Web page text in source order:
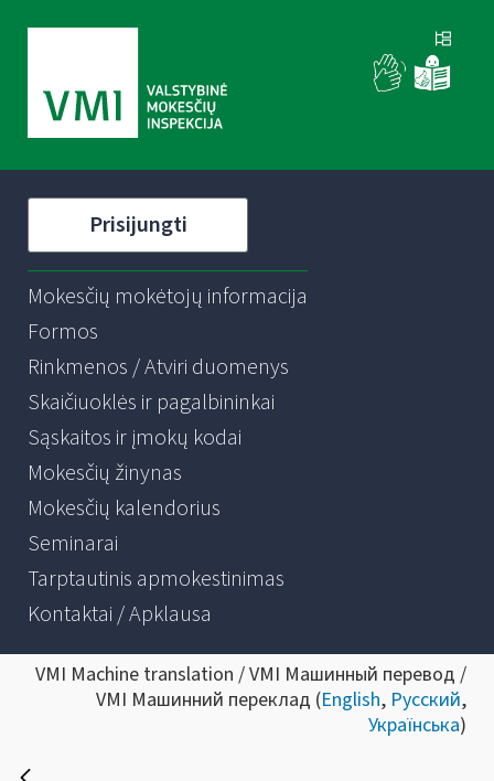
Prisijungti
Mokesčių mokėtojų informacija
Formos
Rinkmenos / Atviri duomenys
Skaičiuoklės ir pagalbininkai
Sąskaitos ir įmokų kodai
Mokesčių žinynas
Mokesčių kalendorius
Seminarai
Tarptautinis apmokestinimas
Kontaktai / Apklausa
VMI Machine translation / VMI Машинный перевод /
VMI Машинний переклад (English, Русский,
Українська)